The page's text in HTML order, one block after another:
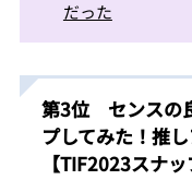
だった
第3位 センスの
プしてみた！推
【TIF2023スナッ